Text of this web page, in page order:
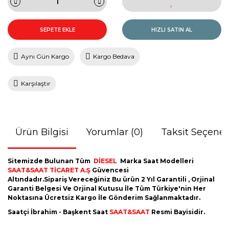
SEPETE EKLE HIZLI SATIN AL
Aynı Gün Kargo Kargo Bedava
Karşılaştır
Ürün Bilgisi Yorumlar (0) Taksit
Sitemizde Bulunan Tüm DİESEL Marka Saat Modelleri
SAAT&SAAT TİCARET A.Ş Güvencesi
Altındadır.Sipariş Vereceğiniz Bu ürün 2 Yıl Garantili , Orjinal
Garanti Belgesi Ve Orjinal Kutusu İle Tüm Türkiye'nin Her
Noktasına Ücretsiz Kargo İle Gönderim Sağlanmaktadır.
Saatçi İbrahim - Başkent Saat SAAT&SAAT Resmi Bayisidir.